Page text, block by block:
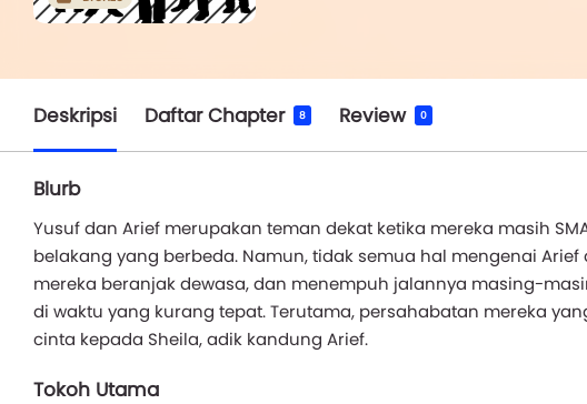
Deskripsi Daftar Chapter 8 Review 0
Blurb
Yusuf dan Arief merupakan teman dekat ketika mereka masih
belakang yang berbeda. Namun, tidak semua hal mengenai
mereka beranjak dewasa, dan menempuh jalannya masing-
di waktu yang kurang tepat. Terutama, persahabatan mereka
cinta kepada Sheila, adik kandung Arief.
Tokoh Utama